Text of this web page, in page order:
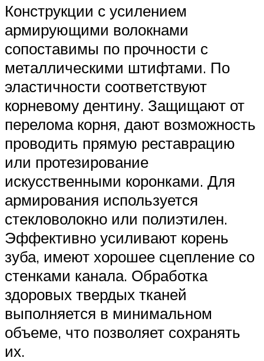
Конструкции с усилением
армирующими волокнами
сопоставимы по прочности с
металлическими штифтами. По
эластичности соответствуют
корневому дентину. Защищают от
перелома корня, дают возможность
проводить прямую реставрацию
или протезирование
искусственными коронками. Для
армирования используется
стекловолокно или полиэтилен.
Эффективно усиливают корень
зуба, имеют хорошее сцепление со
стенками канала. Обработка
здоровых твердых тканей
выполняется в минимальном
объеме, что позволяет сохранять
их.